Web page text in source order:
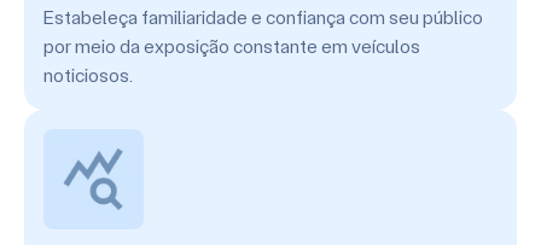
Estabeleça familiaridade e confiança com seu público
por meio da exposição constante em veículos
noticiosos.